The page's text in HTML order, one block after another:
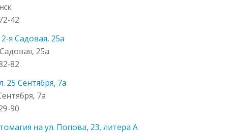
42
я Садовая, 25а
25а
82
25 Сентября, 7а
7а
90
на ул. Попова, 23, литера А